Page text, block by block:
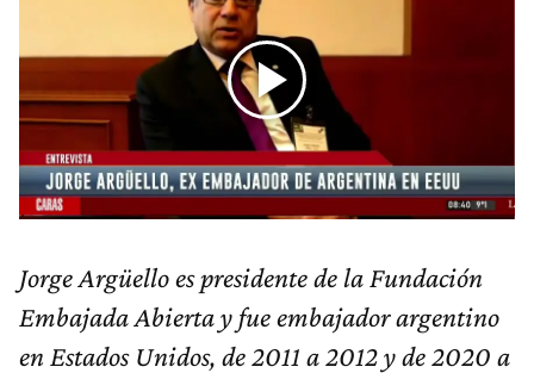
Jorge Argüello es presidente de la Fundación
Embajada Abierta y fue embajador argentino
en Estados Unidos, de 2011 a 2012 y de 2020 a